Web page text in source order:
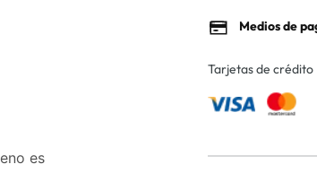
es
Medios de
Tarjetas de crédito